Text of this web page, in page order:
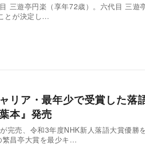
三遊亭円楽（享年72歳）。六代目 三遊
とが決定し…
リア・最年少で受賞した落
本』発売
完売、令和3年度NHK新人落語大賞優勝
繁昌亭大賞を最少キ…